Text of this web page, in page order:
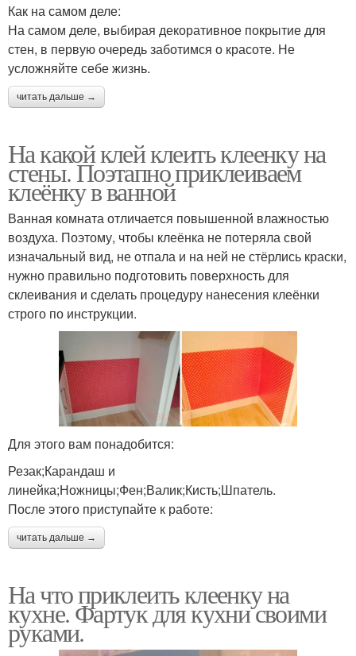
Как на самом деле:
На самом деле, выбирая декоративное покрытие для
стен, в первую очередь заботимся о красоте. Не
усложняйте себе жизнь.
читать дальше →
На какой клей клеить клеенку на
стены. Поэтапно приклеиваем
клеёнку в ванной
Ванная комната отличается повышенной влажностью
воздуха. Поэтому, чтобы клеёнка не потеряла свой
изначальный вид, не отпала и на ней не стёрлись краски,
нужно правильно подготовить поверхность для
склеивания и сделать процедуру нанесения клеёнки
строго по инструкции.
Для этого вам понадобится:
Резак;Карандаш и
линейка;Ножницы;Фен;Валик;Кисть;Шпатель.
После этого приступайте к работе:
читать дальше →
На что приклеить клеенку на
кухне. Фартук для кухни своими
руками.